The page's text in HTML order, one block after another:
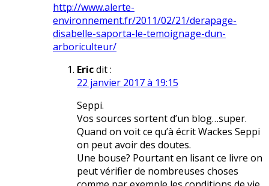
http://www.alerte-
environnement.fr/2011/02/21/derapage-
disabelle-saporta-le-temoignage-dun-
arboriculteur/
Ericdit :
22 janvier 2017 à 19:15
Seppi.
Vos sources sortent d’un blog…super.
Quand on voit ce qu’à écrit Wackes Seppi
on peut avoir des doutes.
Une bouse? Pourtant en lisant ce livre on
peut vérifier de nombreuses choses